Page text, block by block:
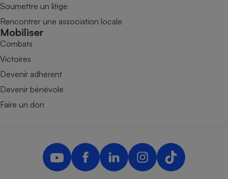
Soumettre un litige
Rencontrer une association locale
Mobiliser
Combats
Victoires
Devenir adhérent
Devenir bénévole
Faire un don